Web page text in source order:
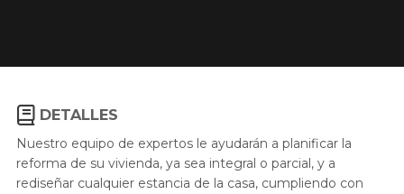
DETALLES
Nuestro equipo de expertos le ayudarán a planificar la
reforma de su vivienda, ya sea integral o parcial, y a
rediseñar cualquier estancia de la casa, cumpliendo con